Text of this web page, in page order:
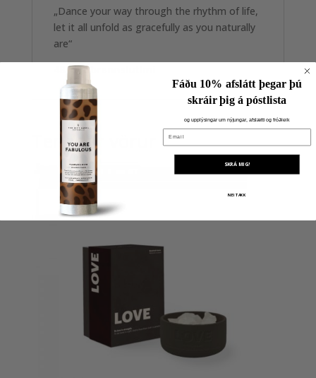
„Dance your way through the rhythm of life,
let it all unfold as gracefully as you naturally
are“
48 klst brennslutími
Tengdar vörur
Fáðu 10% afslátt þegar þú
skráir þig á póstlista
og upplýsingar um nýjungar, afslætti og fróðleik
Email
SKRÁ MIG!
NEI TAKK